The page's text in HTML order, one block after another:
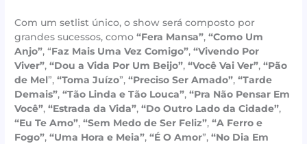
Com um setlist único, o show será composto por
grandes sucessos, como“Fera Mansa”,“Como Um
Anjo”, “Faz Mais Uma Vez Comigo”,“Vivendo Por
Viver”,“Dou a Vida Por Um Beijo”,“Você Vai Ver”,“Pão
de Mel”,“Toma Juízo”,“Preciso Ser Amado”,“Tarde
Demais”,“Tão Linda e Tão Louca”,“Pra Não Pensar Em
Você”,“Estrada da Vida”,“Do Outro Lado da Cidade”,
“Eu Te Amo”,“Sem Medo de Ser Feliz”,“A Ferro e
Fogo”,“Uma Hora e Meia”,“É O Amor”,“No Dia Em